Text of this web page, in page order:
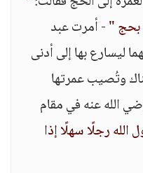
بحج "- أمرت عبد
ليسارع بها إلى أدنى
وتُصيب عمرتها
الله عنه في مقام
رجلًا سهلًا إذا